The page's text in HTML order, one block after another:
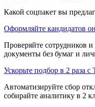
Какой соцпакет вы
Оформляйте кандидатов
Проверяйте сотрудников
документы без бумаг и
Ускорьте подбор в 2 раза с
Автоматизируйте сбор
собирайте аналитику в 2